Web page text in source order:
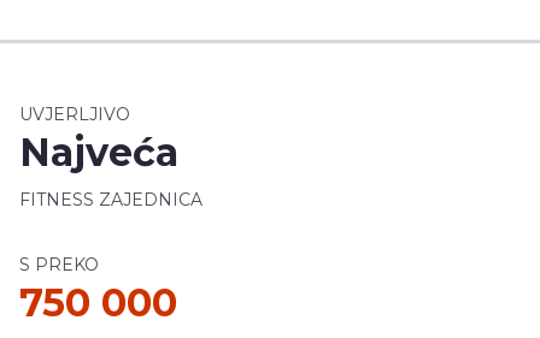
UVJERLJIVO
Najveća
FITNESS ZAJEDNICA
S PREKO
750 000